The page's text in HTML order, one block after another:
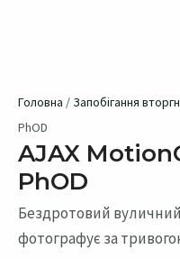
Головна / Запобігання
PhOD
AJAX
PhOD
Бездротовий
фотографує за